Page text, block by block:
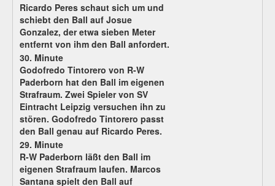
Ricardo Peres schaut sich um und
schiebt den Ball auf Josue
Gonzalez, der etwa sieben Meter
entfernt von ihm den Ball anfordert.
30. Minute
Godofredo Tintorero von R-W
Paderborn hat den Ball im eigenen
Strafraum. Zwei Spieler von SV
Eintracht Leipzig versuchen ihn zu
stören. Godofredo Tintorero passt
den Ball genau auf Ricardo Peres.
29. Minute
R-W Paderborn läßt den Ball im
eigenen Strafraum laufen. Marcos
Santana spielt den Ball auf